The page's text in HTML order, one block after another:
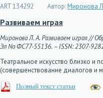
ART 134292 Автор:Миронова
Развиваем играя
Миронова Л. А. Развиваем играя //
Эл No ФС77-55136. – ISSN: 2307-
Театральное искусство близко и
(совершенствование диалогов и
Полный текст статьи